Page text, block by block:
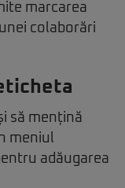
marcarea
colaborări
să mențină
meniul
adăugarea